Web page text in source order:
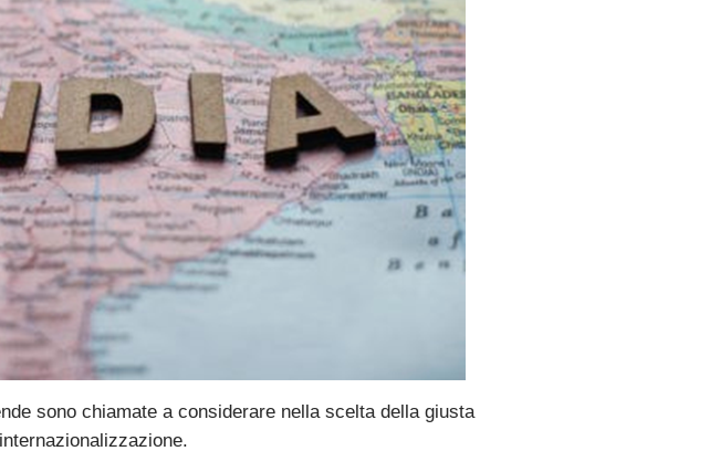
sono chiamate a considerare nella scelta della giusta